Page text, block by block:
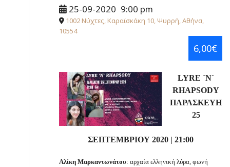
25-09-2020 9:00 pm
1002 Νύχτες, Καραϊσκάκη 10, Ψυρρή, Αθήνα,
10554
6,00€
LYRE `N`
RHAPSODY
ΠΑΡΑΣΚΕΥΗ
25
ΣΕΠΤΕΜΒΡΙΟΥ 2020 | 21:00
Αλίκη Μαρκαντωνάτου: αρχαία ελληνική λύρα, φωνή